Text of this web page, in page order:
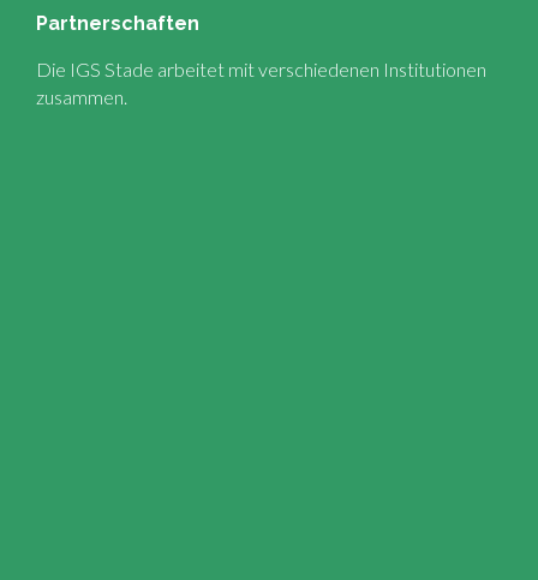
Partnerschaften
Die IGS Stade arbeitet mit verschiedenen Institutionen
zusammen.